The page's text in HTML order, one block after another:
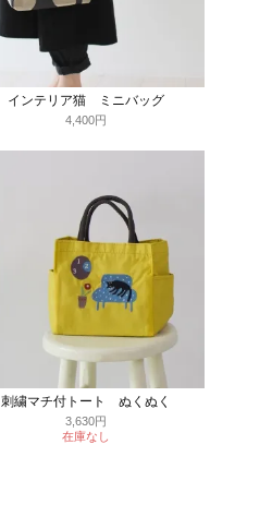
インテリア猫 ミニバッグ
4,400円
刺繍マチ付トート ぬくぬく
3,630円
在庫なし